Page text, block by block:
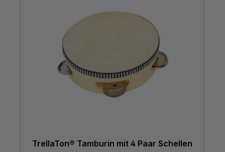
TrellaTon® Tamburin mit 4 Paar Schellen